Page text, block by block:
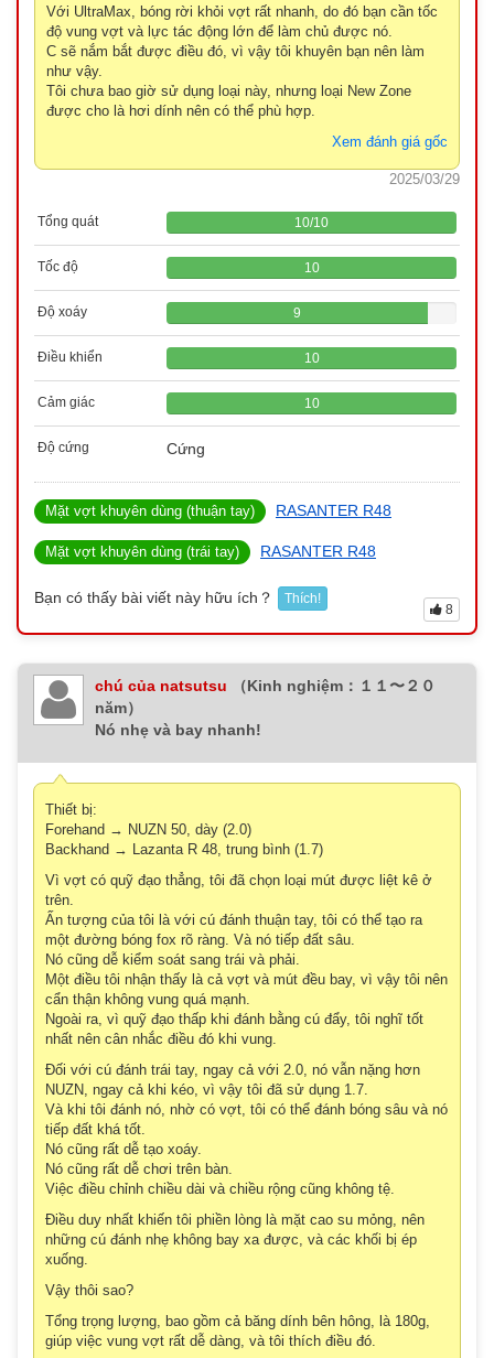
Với UltraMax, bóng rời khỏi vợt rất nhanh, do đó bạn cần tốc
độ vung vợt và lực tác động lớn để làm chủ được nó.
C sẽ nắm bắt được điều đó, vì vậy tôi khuyên bạn nên làm
như vậy.
Tôi chưa bao giờ sử dụng loại này, nhưng loại New Zone
được cho là hơi dính nên có thể phù hợp.
Xem đánh giá gốc
2025/03/29
Tổng quát 10/10
Tốc độ 10
Độ xoáy 9
Điều khiển 10
Cảm giác 10
Độ cứng Cứng
Mặt vợt khuyên dùng (thuận tay) RASANTER R48
Mặt vợt khuyên dùng (trái tay) RASANTER R48
Bạn có thấy bài viết này hữu ích？ Thích!
8
chú của natsutsu
（Kinh nghiệm：１１〜２０
năm）
Nó nhẹ và bay nhanh!
Thiết bị:
Forehand → NUZN 50, dày (2.0)
Backhand → Lazanta R 48, trung bình (1.7)
Vì vợt có quỹ đạo thẳng, tôi đã chọn loại mút được liệt kê ở
trên.
Ấn tượng của tôi là với cú đánh thuận tay, tôi có thể tạo ra
một đường bóng fox rõ ràng. Và nó tiếp đất sâu.
Nó cũng dễ kiểm soát sang trái và phải.
Một điều tôi nhận thấy là cả vợt và mút đều bay, vì vậy tôi nên
cẩn thận không vung quá mạnh.
Ngoài ra, vì quỹ đạo thấp khi đánh bằng cú đẩy, tôi nghĩ tốt
nhất nên cân nhắc điều đó khi vung.
Đối với cú đánh trái tay, ngay cả với 2.0, nó vẫn nặng hơn
NUZN, ngay cả khi kéo, vì vậy tôi đã sử dụng 1.7.
Và khi tôi đánh nó, nhờ có vợt, tôi có thể đánh bóng sâu và nó
tiếp đất khá tốt.
Nó cũng rất dễ tạo xoáy.
Nó cũng rất dễ chơi trên bàn.
Việc điều chỉnh chiều dài và chiều rộng cũng không tệ.
Điều duy nhất khiến tôi phiền lòng là mặt cao su mỏng, nên
những cú đánh nhẹ không bay xa được, và các khối bị ép
xuống.
Vậy thôi sao?
Tổng trọng lượng, bao gồm cả băng dính bên hông, là 180g,
giúp việc vung vợt rất dễ dàng, và tôi thích điều đó.